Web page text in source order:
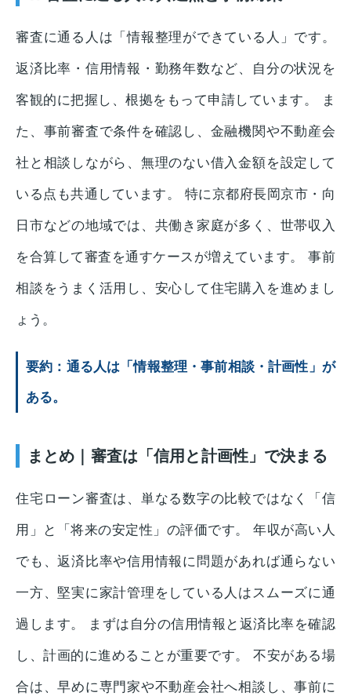
審査に通る人は「情報整理ができている人」です。
返済比率・信用情報・勤務年数など、自分の状況を
客観的に把握し、根拠をもって申請しています。 ま
た、事前審査で条件を確認し、金融機関や不動産会
社と相談しながら、無理のない借入金額を設定して
いる点も共通しています。 特に京都府長岡京市・向
日市などの地域では、共働き家庭が多く、世帯収入
を合算して審査を通すケースが増えています。 事前
相談をうまく活用し、安心して住宅購入を進めまし
ょう。
要約：通る人は「情報整理・事前相談・計画性」が
ある。
まとめ｜審査は「信用と計画性」で決まる
住宅ローン審査は、単なる数字の比較ではなく「信
用」と「将来の安定性」の評価です。 年収が高い人
でも、返済比率や信用情報に問題があれば通らない
一方、堅実に家計管理をしている人はスムーズに通
過します。 まずは自分の信用情報と返済比率を確認
し、計画的に進めることが重要です。 不安がある場
合は、早めに専門家や不動産会社へ相談し、事前に